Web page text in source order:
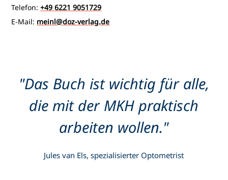
Telefon:+49 6221 9051729
E-Mail: meinl@doz-verlag.de
"Das Buch ist wichtig für alle,
die mit der MKH praktisch
arbeiten wollen."
Jules van Els, spezialisierter Optometrist